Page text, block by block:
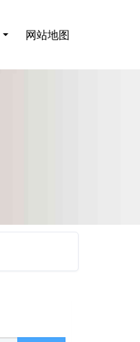
网站地图